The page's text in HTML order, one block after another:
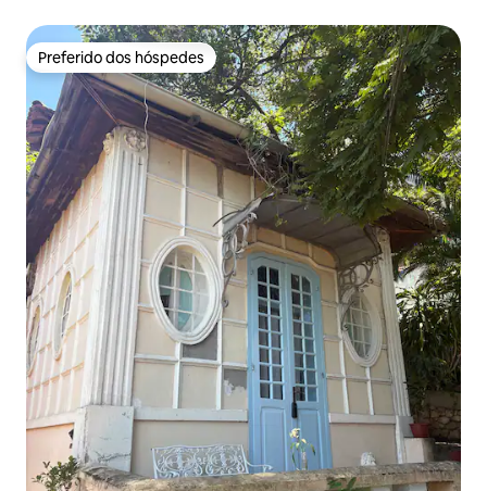
Preferido dos hóspedes
Preferido dos hóspedes